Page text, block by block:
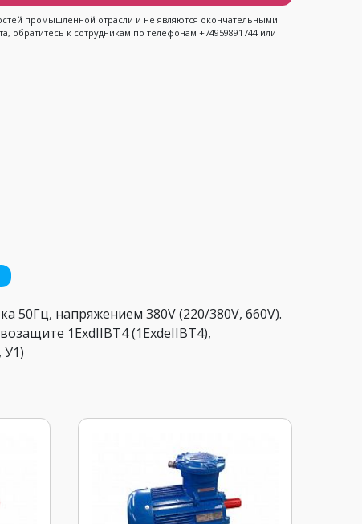
промышленной отрасли и не являются окончательными
к сотрудникам по телефонам +74959891744 или
50Гц, напряжением 380V (220/380V, 660V).
1ExdIIBT4 (1ExdеIIBT4),
У1)